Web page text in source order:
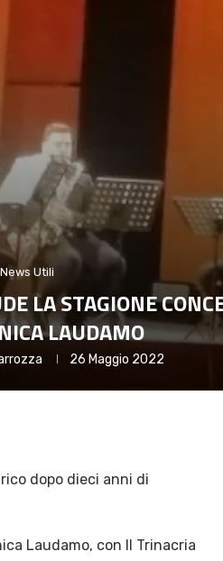
News Utili
LA STAGIONE
LAUDAMO
26 Maggio 2022
dopo dieci anni di
Laudamo, con Il Trinacria